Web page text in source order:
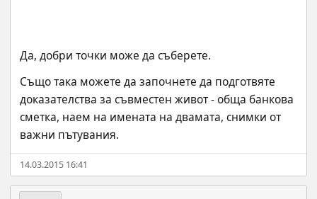
Да, добри точки може да съберете.
Също така можете да започнете да подготвяте
доказателства за съвместен живот - обща банкова
сметка, наем на имената на двамата, снимки от
важни пътувания.
14.03.2015 16:41